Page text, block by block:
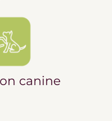
canine